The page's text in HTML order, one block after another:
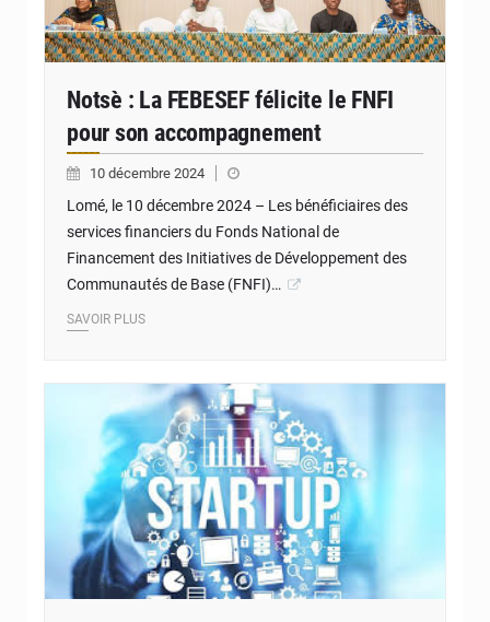
Notsè : La FEBESEF félicite le FNFI
pour son accompagnement
10 décembre 2024
Lomé, le 10 décembre 2024 – Les bénéficiaires des
services financiers du Fonds National de
Financement des Initiatives de Développement des
Communautés de Base (FNFI)…
SAVOIR PLUS